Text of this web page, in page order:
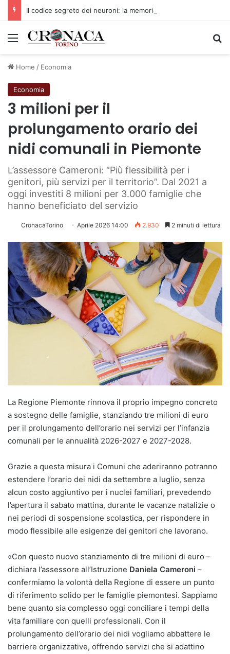
Menu
Home / Economia
Economia
3 milioni per il
prolungamento orario dei
nidi comunali in Piemonte
L’assessore Cameroni: “Più flessibilità per i
genitori, più servizi per il territorio”. Dal 2021 a
oggi investiti 8 milioni per 3.000 famiglie che
hanno beneficiato del servizio
CronacaTorino Aprile 2026 14:00 2.930 2 minuti di lettura
La Regione Piemonte rinnova il proprio impegno concreto
a sostegno delle famiglie, stanziando tre milioni di euro
per il prolungamento dell’orario nei servizi per l’infanzia
comunali per le annualità 2026-2027 e 2027-2028.
Grazie a questa misura i Comuni che aderiranno potranno
estendere l’orario dei nidi da settembre a luglio, senza
alcun costo aggiuntivo per i nuclei familiari, prevedendo
l’apertura il sabato mattina, durante le vacanze natalizie o
nei periodi di sospensione scolastica, per rispondere in
modo flessibile alle esigenze dei genitori che lavorano.
«Con questo nuovo stanziamento di tre milioni di euro –
dichiara l’assessore all’Istruzione Daniela Cameroni –
confermiamo la volontà della Regione di essere un punto
di riferimento solido per le famiglie piemontesi. Sappiamo
bene quanto sia complesso oggi conciliare i tempi della
vita familiare con quelli professionali. Con il
prolungamento dell’orario dei nidi vogliamo abbattere le
barriere organizzative, offrendo servizi che si adattino